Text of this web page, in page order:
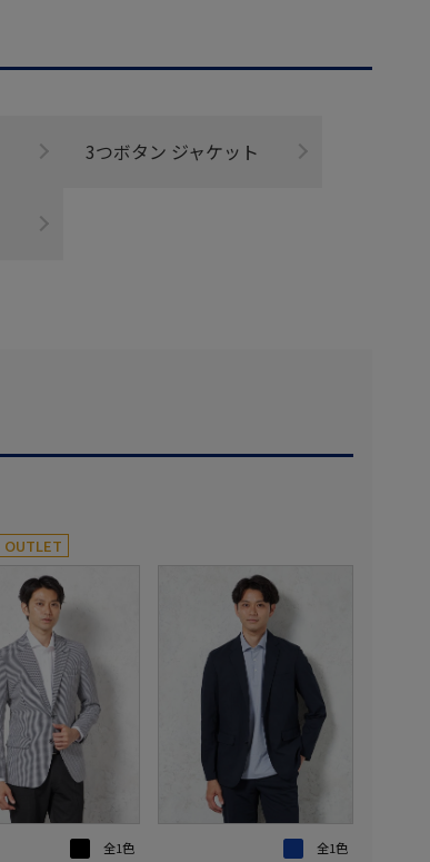
3つボタン ジャケット
OUTLET
全1色 全1色